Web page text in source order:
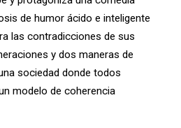
de humor ácido e inteligente
las contradicciones de sus
y dos maneras de
sociedad donde todos
modelo de coherencia